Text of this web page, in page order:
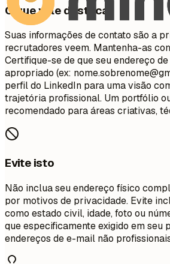
O que vale destacar
Suas informações de contato são a
recrutadores veem. Mantenha-as
Certifique-se de que seu endereço
apropriado (ex:
perfil do LinkedIn para uma visão
trajetória profissional. Um portfólio
recomendado para áreas criativas,
Evite isto
Não inclua seu endereço físico
por motivos de privacidade. Evite
como estado civil, idade, foto ou
que especificamente exigido em seu
endereços de e-mail não